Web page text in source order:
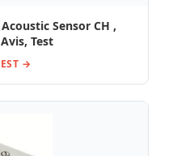
Sensor CH ,
Test
→